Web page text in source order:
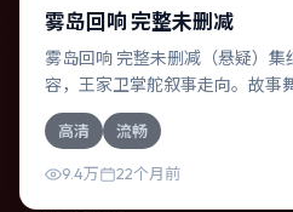
雾岛回响 完整未删减
雾岛回响 完整未删减（悬疑）
容，王家卫掌舵叙事走向。故事
次意外选择展开连锁反应；配乐
尾留白耐人寻味。
高清 流畅
9.4万 22个月前